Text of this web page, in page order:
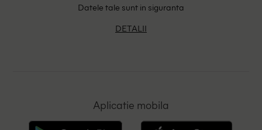
Datele tale sunt in siguranta
DETALII
Aplicatie mobila